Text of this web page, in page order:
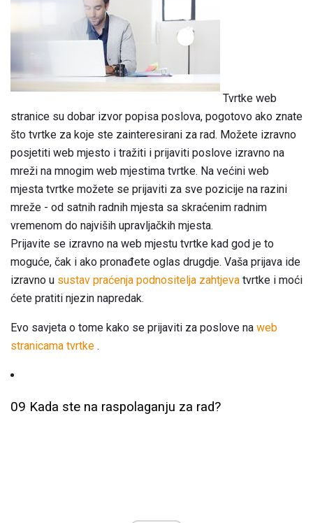
Tvrtke web
stranice su dobar izvor popisa poslova, pogotovo ako znate
što tvrtke za koje ste zainteresirani za rad. Možete izravno
posjetiti web mjesto i tražiti i prijaviti poslove izravno na
mreži na mnogim web mjestima tvrtke. Na većini web
mjesta tvrtke možete se prijaviti za sve pozicije na razini
mreže - od satnih radnih mjesta sa skraćenim radnim
vremenom do najviših upravljačkih mjesta.
Prijavite se izravno na web mjestu tvrtke kad god je to
moguće, čak i ako pronađete oglas drugdje. Vaša prijava ide
izravno u sustav praćenja podnositelja zahtjeva tvrtke i moći
ćete pratiti njezin napredak.
Evo savjeta o tome kako se prijaviti za poslove na web
stranicama tvrtke .
09 Kada ste na raspolaganju za rad?